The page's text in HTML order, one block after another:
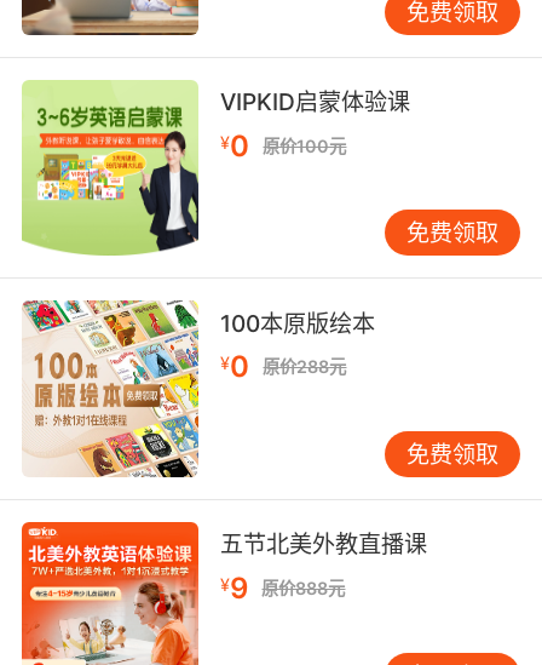
欢迎大家参加侧手翻社团的庆典
today before the jubilee.
今晚得让理事会集合一下 在大赦年会之前
9. Now, as is our custom, at the jubilee, we
celebrate the soldiers who stand on our
walls, who protect us, keep us safe so that
we can enjoy this life, but tonight we have
something extra special.
依据我们的传统 在大赦年会 我们歌颂驻守城墙的
士兵 他们保护我们 我们才能享受安逸的生活 但
是今晚 我们有特别节目
免费领取
VIPKID启蒙体验课
¥0 原价100元
免费领取
100本原版绘本
¥0 原价288元
免费领取
五节北美外教直播课
¥9 原价888元